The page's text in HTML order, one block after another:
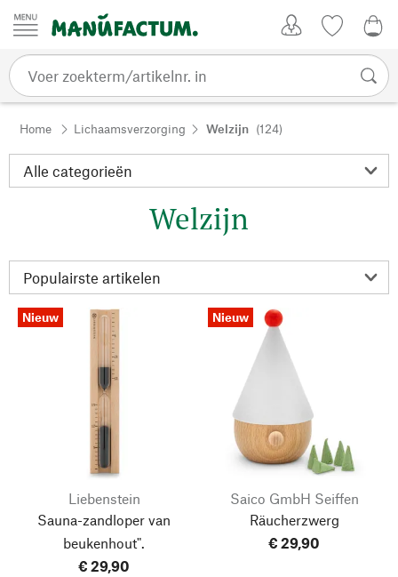
Passer au contenu
Home Lichaamsverzorging Welzijn (124)
Welzijn
Nieuw
Liebenstein
Sauna-zandloper van
beukenhout".
€ 29,90
Nieuw
Saico GmbH Seiffen
Räucherzwerg
€ 29,90